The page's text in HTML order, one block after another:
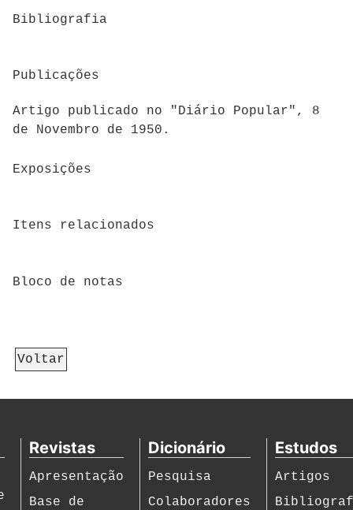
Bibliografia
Publicações
Artigo publicado no "Diário Popular", 8
de Novembro de 1950.
Exposições
Itens relacionados
Bloco de notas
Voltar
Revistas
Apresentação
Base de
Dicionário
Pesquisa
Colaboradores
Estudos
Artigos